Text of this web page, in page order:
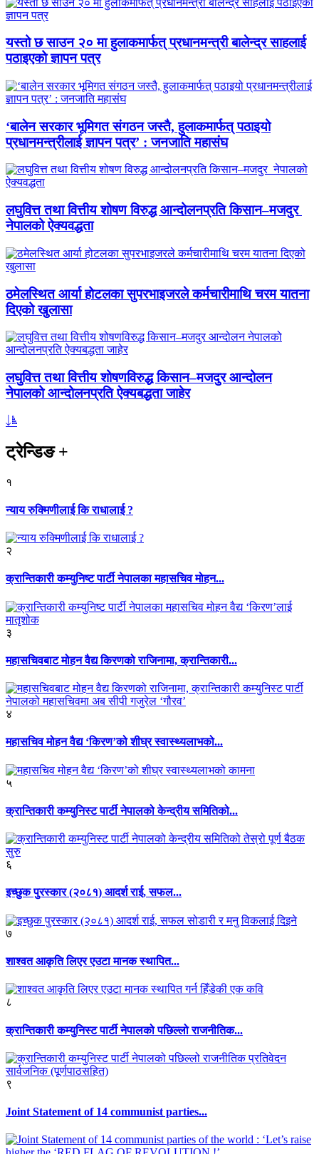
यस्तो छ साउन २० मा हुलाकमार्फत् प्रधानमन्त्री बालेन्द्र साहलाई
पठाइएको ज्ञापन पत्र
‘बालेन सरकार भूमिगत संगठन जस्तै, हुलाकमार्फत् पठाइयो
प्रधानमन्त्रीलाई ज्ञापन पत्र’ : जनजाति महासंघ
लघुवित्त तथा वित्तीय शोषण विरुद्ध आन्दोलनप्रति किसान–मजदुर
नेपालको ऐक्यवद्धता
ठमेलस्थित आर्या होटलका सुपरभाइजरले कर्मचारीमाथि चरम यातना
दिएको खुलासा
लघुवित्त तथा वित्तीय शोषणविरुद्ध किसान–मजदुर आन्दोलन
नेपालको आन्दोलनप्रति ऐक्यबद्धता जाहेर
ट्रेन्डिङ+
१
न्याय रुक्मिणीलाई कि राधालाई ?
२
क्रान्तिकारी कम्युनिष्ट पार्टी नेपालका महासचिव मोहन...
३
महासचिवबाट मोहन वैद्य किरणको राजिनामा, क्रान्तिकारी...
४
महासचिव मोहन वैद्य ‘किरण’को शीघ्र स्वास्थ्यलाभको...
५
क्रान्तिकारी कम्युनिस्ट पार्टी नेपालको केन्द्रीय समितिको...
६
इच्छुक पुरस्कार (२०८१) आदर्श राई, सफल...
७
शाश्वत आकृति लिएर एउटा मानक स्थापित...
८
क्रान्तिकारी कम्युनिस्ट पार्टी नेपालको पछिल्लो राजनीतिक...
९
Joint Statement of 14 communist parties...